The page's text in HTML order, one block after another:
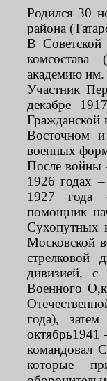
Родился 30
района
В
академию
Участник
декабре
Гражданской
Восточном
военных
После войны
1926 годах
1927 года
помощник
Сухопутных
Московской
стрелковой
дивизией, с
Военного
года),
командовал
которые